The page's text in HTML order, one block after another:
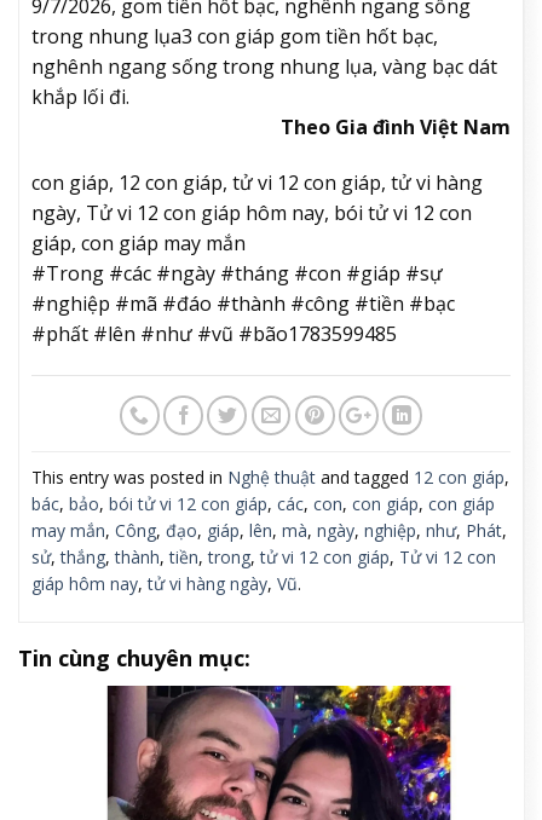
9/7/2026, gom tiền hốt bạc, nghênh ngang sống
trong nhung lụa3 con giáp gom tiền hốt bạc,
nghênh ngang sống trong nhung lụa, vàng bạc dát
khắp lối đi.
Theo Gia đình Việt Nam
con giáp, 12 con giáp, tử vi 12 con giáp, tử vi hàng
ngày, Tử vi 12 con giáp hôm nay, bói tử vi 12 con
giáp, con giáp may mắn
#Trong #các #ngày #tháng #con #giáp #sự
#nghiệp #mã #đáo #thành #công #tiền #bạc
#phất #lên #như #vũ #bão1783599485
This entry was posted in Nghệ thuật and tagged 12 con giáp,
bác, bảo, bói tử vi 12 con giáp, các, con, con giáp, con giáp
may mắn, Công, đạo, giáp, lên, mà, ngày, nghiệp, như, Phát,
sử,thắng,thành,tiền,trong,tử vi 12 con giáp, Tử vi 12 con
giáp hôm nay,tử vi hàng ngày, Vũ.
Tin cùng chuyên mục: